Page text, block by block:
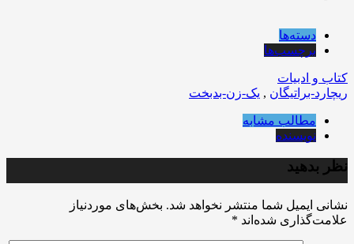
دسته‌ها
برچسب‌ها
کتاب و ادبیات
ریچارد-براتیگان , یک-زن-بدبخت
مطالب مشابه
نویسنده
نظر بدهید
نشانی ایمیل شما منتشر نخواهد شد. بخش‌های موردنیاز
علامت‌گذاری شده‌اند *